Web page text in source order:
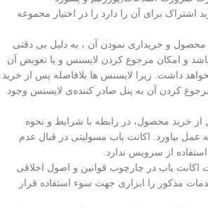
اشتراک برای آن را دارد را در اختیار مجموعه
محصول و خریداری نمودن آن ، به دلیل بی دقتی
و امکان مرجوع کردن لایسنس و یا تعویض آن
داشت. زیرا لایسنس ها بلافاصله پس از خرید
کردن آن به پنل صادر کننده‌ی لایسنس وجود
خرید محصول، در رابطه با شرایط و نحوه‌
عمل بیاورد. اکانت یاب مسولیتی در قبال عدم
استفاده از سرویس ندارد.
اکانت یاب در چارچوب قوانین و اصول اخلاقی
خدمات مذکور را ابزاری جهت سوء استفاده قرار